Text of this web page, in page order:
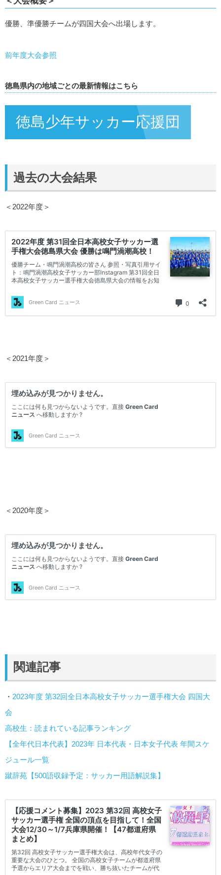
優勝、準優勝チームが四国大会へ出場します。
前年度大会参照
徳島県内の地域ごとの最新情報はこちら
徳島少年サッカー応援団
過去の大会結果
＜2022年度＞
＜2021年度＞
＜2020年度＞
関連記事
・ 2023年度 第32回全日本高校女子サッカー選手権大会 四国大
会
高校生：読まれている記事ランキング
【全年代日本代表】2023年 日本代表・日本女子代表 年間スケ
ジュール一覧
蹴辞苑【500語収録予定：サッカー用語解説集】